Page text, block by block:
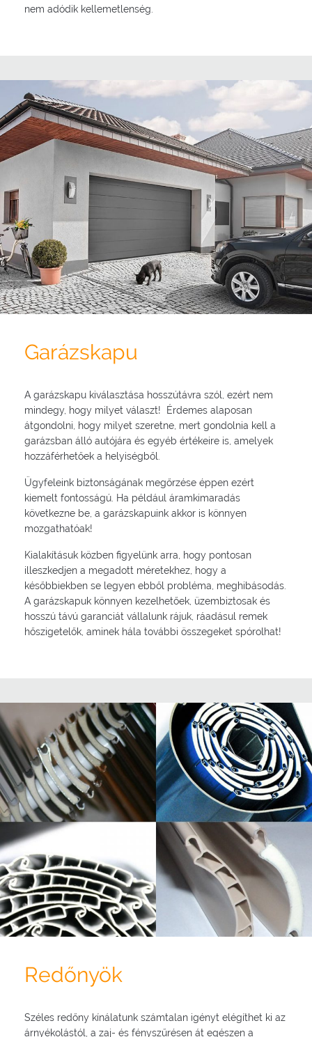
nem adódik kellemetlenség.
Garázskapu
A garázskapu kiválasztása hosszútávra szól, ezért nem
mindegy, hogy milyet választ! Érdemes alaposan
átgondolni, hogy milyet szeretne, mert gondolnia kell a
garázsban álló autójára és egyéb értékeire is, amelyek
hozzáférhetőek a helyiségből.
Ügyfeleink biztonságának megőrzése éppen ezért
kiemelt fontosságú. Ha például áramkimaradás
következne be, a garázskapuink akkor is könnyen
mozgathatóak!
Kialakításuk közben figyelünk arra, hogy pontosan
illeszkedjen a megadott méretekhez, hogy a
későbbiekben se legyen ebből probléma, meghibásodás.
A garázskapuk könnyen kezelhetőek, üzembiztosak és
hosszú távú garanciát vállalunk rájuk, ráadásul remek
hőszigetelők, aminek hála további összegeket spórolhat!
Redőnyök
Széles redőny kínálatunk számtalan igényt elégíthet ki az
árnyékolástól, a zaj- és fényszűrésen át egészen a